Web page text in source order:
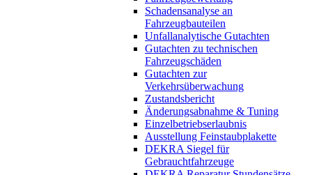
Schadensanalyse an
Fahrzeugbauteilen
Unfallanalytische Gutachten
Gutachten zu technischen
Fahrzeugschäden
Gutachten zur
Verkehrsüberwachung
Zustandsbericht
Änderungsabnahme & Tuning
Einzelbetriebserlaubnis
Ausstellung Feinstaubplakette
DEKRA Siegel für
Gebrauchtfahrzeuge